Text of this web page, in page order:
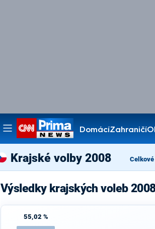
DomácíZahraničí
Pořady
Krajské volby 2008
Výsledky krajských voleb
55,02 %